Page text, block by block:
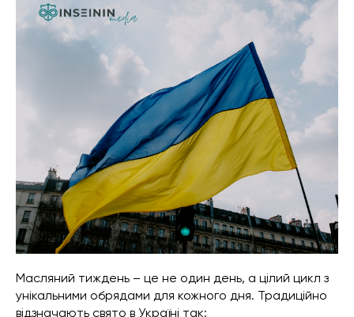
Масляний тиждень – це не один день, а цілий цикл з
унікальними обрядами для кожного дня. Традиційно
відзначають свято в Україні так: